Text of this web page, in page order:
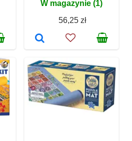
W magazynie (1)
56,25 zł